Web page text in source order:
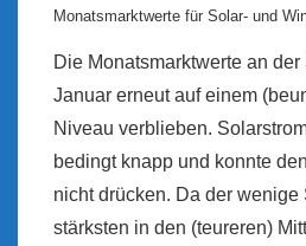
Monatsmarktwerte für Solar- und
Die Monatsmarktwerte an
Januar erneut auf einem
Niveau verblieben.
bedingt knapp und konnte
nicht drücken. Da der wenige
stärksten in den (teureren)